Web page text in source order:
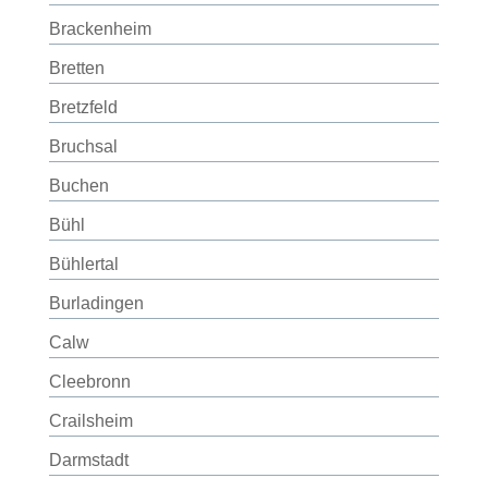
Brackenheim
Bretten
Bretzfeld
Bruchsal
Buchen
Bühl
Bühlertal
Burladingen
Calw
Cleebronn
Crailsheim
Darmstadt